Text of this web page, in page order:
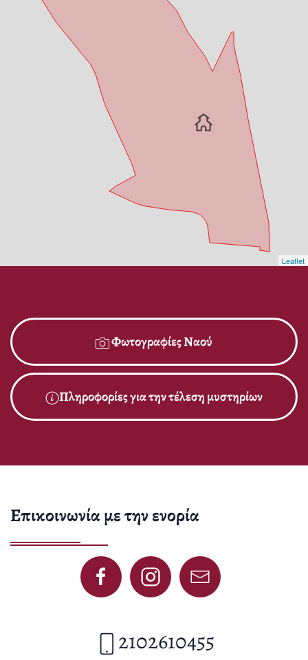
Leaflet
Φωτογραφίες Ναού
Πληροφορίες για την τέλεση μυστηρίων
Επικοινωνία με την ενορία
2102610455